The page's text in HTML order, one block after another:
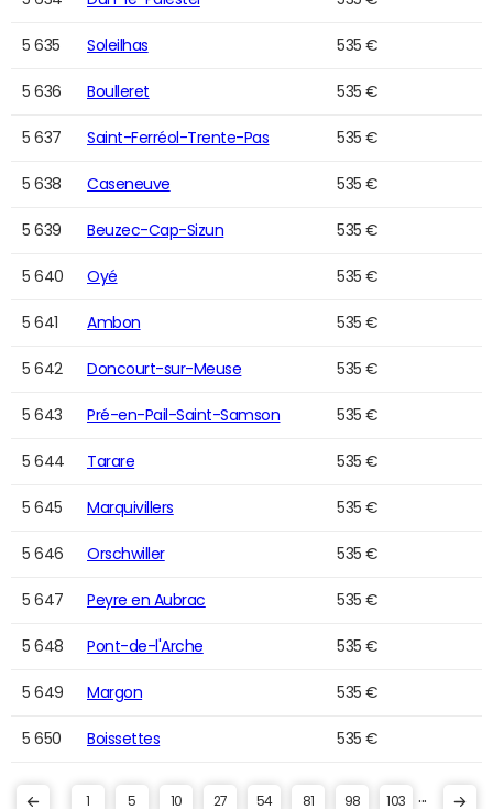
5 635 Soleilhas 535 €
5 636 Boulleret 535 €
5 637 Saint-Ferréol-Trente-Pas 535 €
5 638 Caseneuve 535 €
5 639 Beuzec-Cap-Sizun 535 €
5 640 Oyé 535 €
5 641 Ambon 535 €
5 642 Doncourt-sur-Meuse 535 €
5 643 Pré-en-Pail-Saint-Samson 535 €
5 644 Tarare 535 €
5 645 Marquivillers 535 €
5 646 Orschwiller 535 €
5 647 Peyre en Aubrac 535 €
5 648 Pont-de-l'Arche 535 €
5 649 Margon 535 €
5 650 Boissettes 535 €
1 5 10 27 54 81 98 103